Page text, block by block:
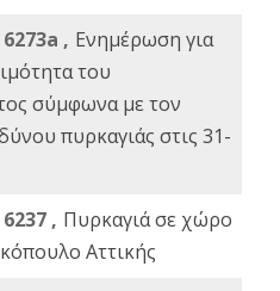
, Ενημέρωση για
του
σύμφωνα με τον
πυρκαγιάς στις 31-
, Πυρκαγιά σε χώρο
Αττικής